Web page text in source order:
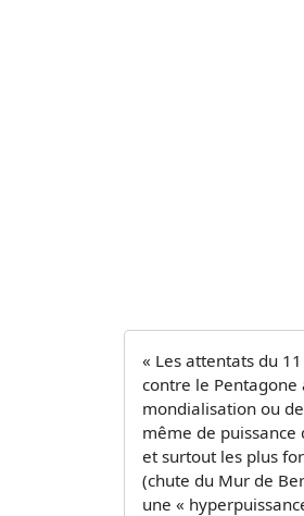
« Les attentats du
contre le
mondialisation ou
même de puissance
et surtout les plus
(chute du Mur de
une «